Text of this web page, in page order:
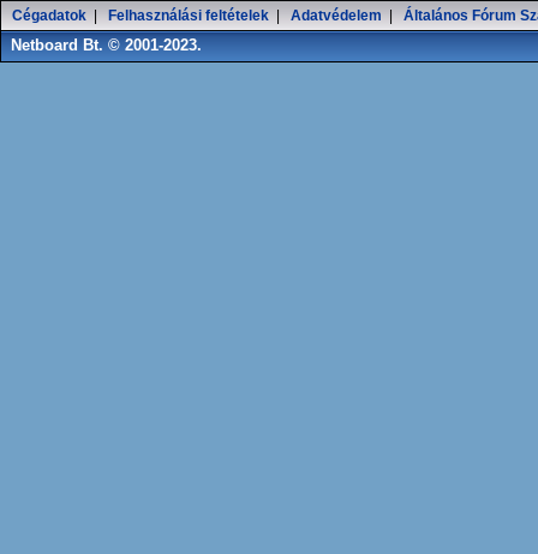
Cégadatok Felhasználási feltételek Adatvédelem Általános Fórum
Netboard Bt. © 2001-2023.